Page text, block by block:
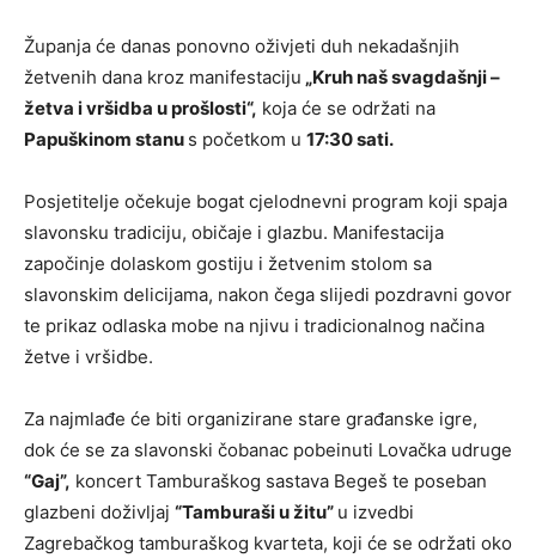
Županja će danas ponovno oživjeti duh nekadašnjih
žetvenih dana kroz manifestaciju „Kruh naš svagdašnji –
žetva i vršidba u prošlosti“, koja će se održati na
Papuškinom stanu s početkom u 17:30 sati.
Posjetitelje očekuje bogat cjelodnevni program koji spaja
slavonsku tradiciju, običaje i glazbu. Manifestacija
započinje dolaskom gostiju i žetvenim stolom sa
slavonskim delicijama, nakon čega slijedi pozdravni govor
te prikaz odlaska mobe na njivu i tradicionalnog načina
žetve i vršidbe.
Za najmlađe će biti organizirane stare građanske igre,
dok će se za slavonski čobanac pobeinuti Lovačka udruge
“Gaj”, koncert Tamburaškog sastava Begeš te poseban
glazbeni doživljaj “Tamburaši u žitu” u izvedbi
Zagrebačkog tamburaškog kvarteta, koji će se održati oko